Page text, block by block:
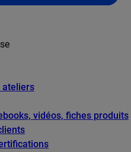
ateliers
vidéos, fiches produits